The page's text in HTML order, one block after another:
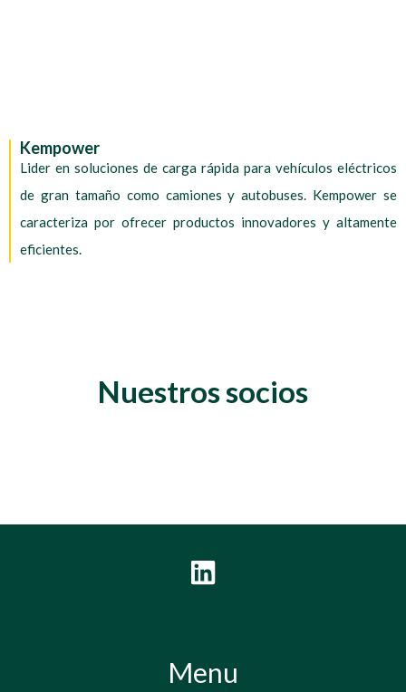
Kempower
Lider en soluciones de carga rápida para vehículos eléctricos
de gran tamaño como camiones y autobuses. Kempower se
caracteriza por ofrecer productos innovadores y altamente
eficientes.
Nuestros socios
Menu